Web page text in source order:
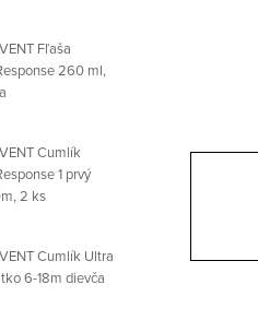
Fľaša
260 ml,
Cumlík
1 prvý
2 ks
Cumlík Ultra
6-18m dievča